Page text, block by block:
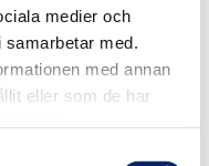
medier och
med.
med annan
eller som de har